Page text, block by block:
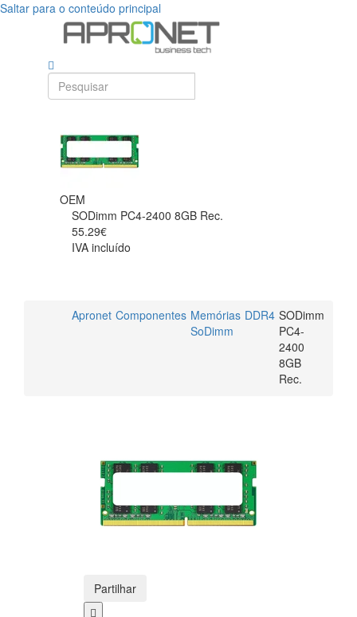
Saltar para o conteúdo principal
OEM
SODimm PC4-2400 8GB Rec.
55.29€
IVA incluído
Apronet Componentes Memórias
SoDimm
DDR4 SODimm
PC4-
2400
8GB
Rec.
Partilhar